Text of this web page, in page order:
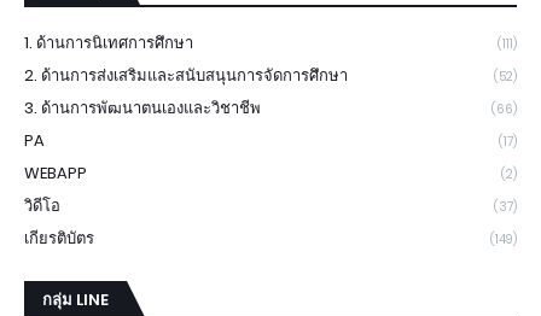
1. ด้านการนิเทศการศึกษา (111)
2. ด้านการส่งเสริมและสนับสนุนการจัดการศึกษา (52)
3. ด้านการพัฒนาตนเองและวิชาชีพ (66)
PA (17)
WEBAPP (2)
วิดีโอ (37)
เกียรติบัตร (149)
กลุ่ม LINE